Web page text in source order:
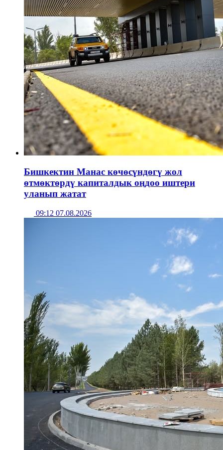
Бишкектин Манас көчөсүндөгү жол
өтмөктөрдү капиталдык оңдоо иштери
уланып жатат
09:12 07.08.2026